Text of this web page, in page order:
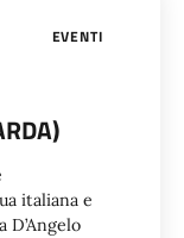
EVENTI
italiana e
D’Angelo